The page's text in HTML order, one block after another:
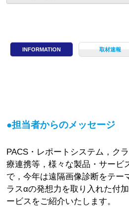
INFORMATION 取材速報
●担当者からのメッセージ
PACS・レポートシステム，ク
療連携等，様々な製品・サービ
で，今年は遠隔画像診断をテー
ラスαの発想力を取り入れた付
ービスをご紹介いたします。